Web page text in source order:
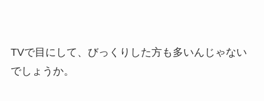
TVで目にして、びっくりした方も多いんじゃない
でしょうか。